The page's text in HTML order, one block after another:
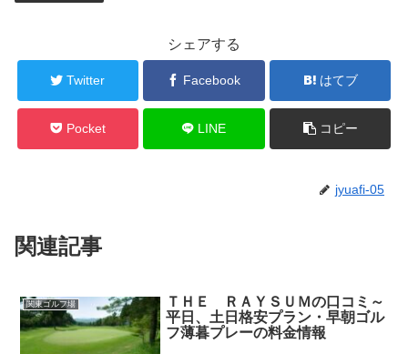
シェアする
Twitter Facebook はてブ
Pocket LINE コピー
jyuafi-05
関連記事
関東ゴルフ場
ＴＨＥ ＲＡＹＳＵＭの口コミ～
平日、土日格安プラン・早朝ゴル
フ薄暮プレーの料金情報